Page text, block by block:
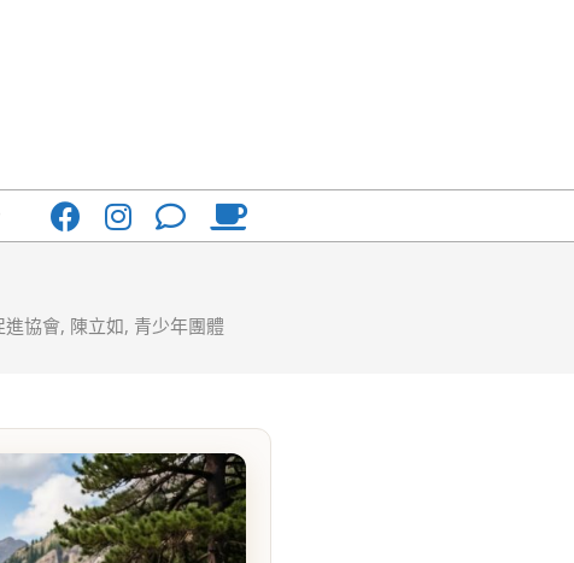
進協會, 陳立如, 青少年團體